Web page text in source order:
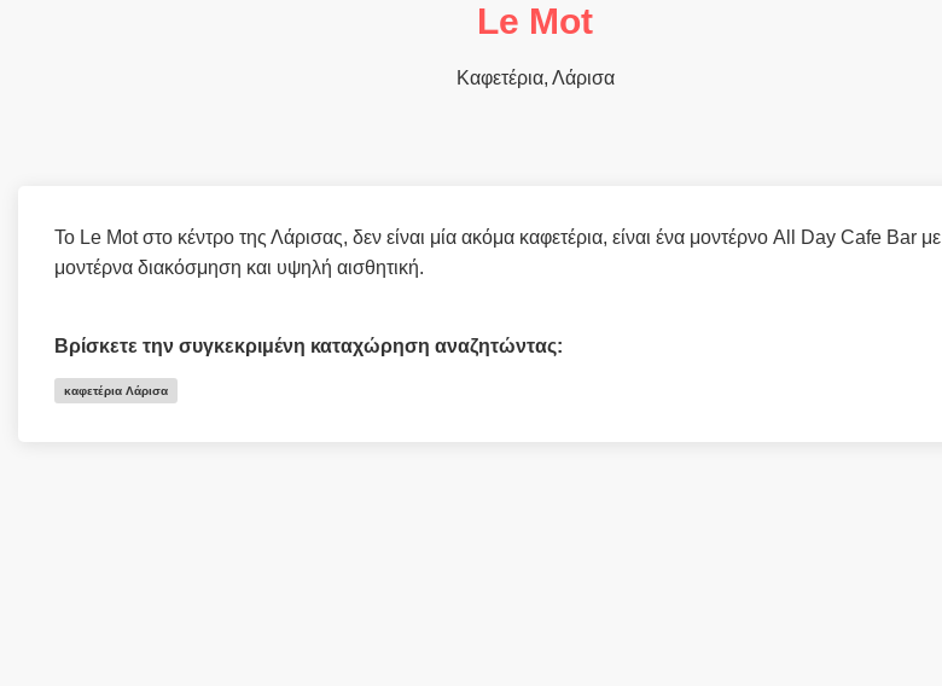
Le Mot
Καφετέρια, Λάρισα
Το Le Mot στο κέντρο της Λάρισας, δεν είναι μία ακόμα καφετέρια, είναι ένα μοντέρνο All Day Cafe Bar με
μοντέρνα διακόσμηση και υψηλή αισθητική.
Βρίσκετε την συγκεκριμένη καταχώρηση αναζητώντας:
καφετέρια Λάρισα